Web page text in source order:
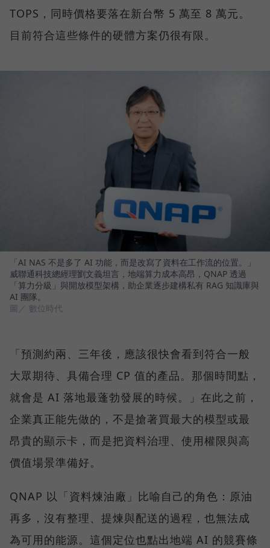
TOPS，同時價格要落在新台幣 5 萬至 8 萬元。
目前符合這些條件的硬體方案仍很有限。
「AI NAS 不是多了 AI 功能，而是改寫了資料在工作流的位置。」
威聯通科技總經理劉文義坦言，地端算力成本高昂，QNAP 透過
「算力分級」與開放模型架構，助企業逐步建構私有 RAG 知識庫與
AI 團隊。
圖／ 數位時代
「預測約兩、三年後，應該很快會看到符合一般
大眾期待、具備合理 CP 值的產品。那個時間點，
就會是 AI 落地最蓬勃發展的時候。」在此之前，
企業真正能先做的，不是搶著買最大的模型或最
昂貴的顯示卡，而是把資料治理、使用權限與高
價值場景準備好。
QNAP 以「資料煉油廠」比喻自己的角色：原油
再多，沒有整理、提煉與配送的過程，也無法成
為可用的能源。這個定位也點出地端 AI 的競賽條